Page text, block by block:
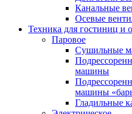
Канальные
Осевые
Техника для гостиниц и
Паровое
Cушильные
машины
машины
Гладильные